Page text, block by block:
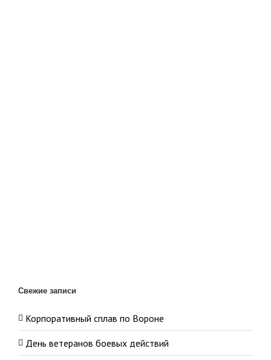
Свежие записи
Корпоративный сплав по Вороне
День ветеранов боевых действий